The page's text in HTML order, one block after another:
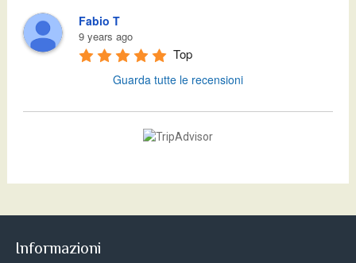
Fabio T
9 years ago
Top
Guarda tutte le recensioni
Informazioni